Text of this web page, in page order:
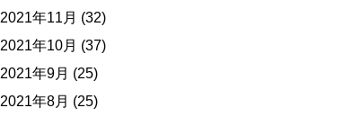
2021年11月 (32)
2021年10月 (37)
2021年9月 (25)
2021年8月 (25)